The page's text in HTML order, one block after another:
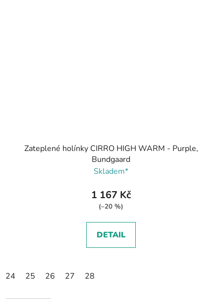
Zateplené holínky CIRRO HIGH WARM - Purple,
Bundgaard
Skladem*
1 167 Kč
(–20 %)
DETAIL
24 25 26 27 28